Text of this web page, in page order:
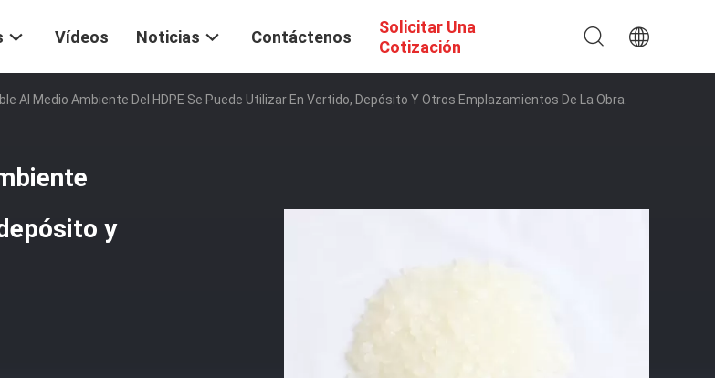
Vídeos Noticias Contáctenos
Solicitar Una
Cotización
Al Medio Ambiente Del HDPE Se Puede Utilizar En Vertido, Depósito Y Otros Emplazamientos De La Obra.
y